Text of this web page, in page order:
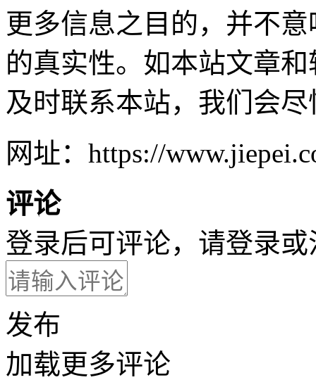
更多信息之目的，并不
的真实性。如本站文章
及时联系本站，我们会
网址：https://
评论
登录后可评论，请登录或
发布
加载更多评论